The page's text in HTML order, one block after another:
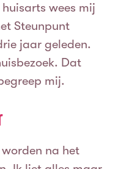
wees mij
Steunpunt
jaar geleden.
Dat
mij.
na het